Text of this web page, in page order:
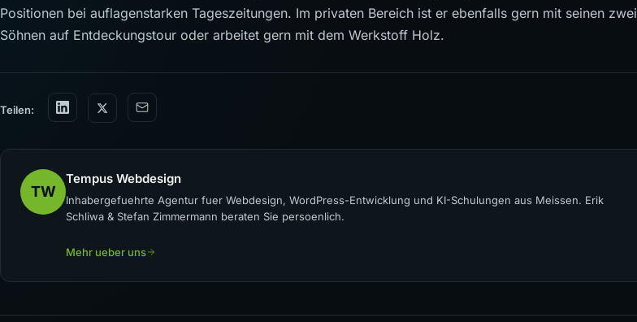
Positionen bei auflagenstarken Tageszeitungen. Im privaten Bereich ist er ebenfalls gern mit seinen zwei
Söhnen auf Entdeckungstour oder arbeitet gern mit dem Werkstoff Holz.
Teilen:
TW
Tempus Webdesign
Inhabergefuehrte Agentur fuer Webdesign, WordPress-Entwicklung und KI-Schulungen aus Meissen. Erik
Schliwa & Stefan Zimmermann beraten Sie persoenlich.
Mehr ueber uns